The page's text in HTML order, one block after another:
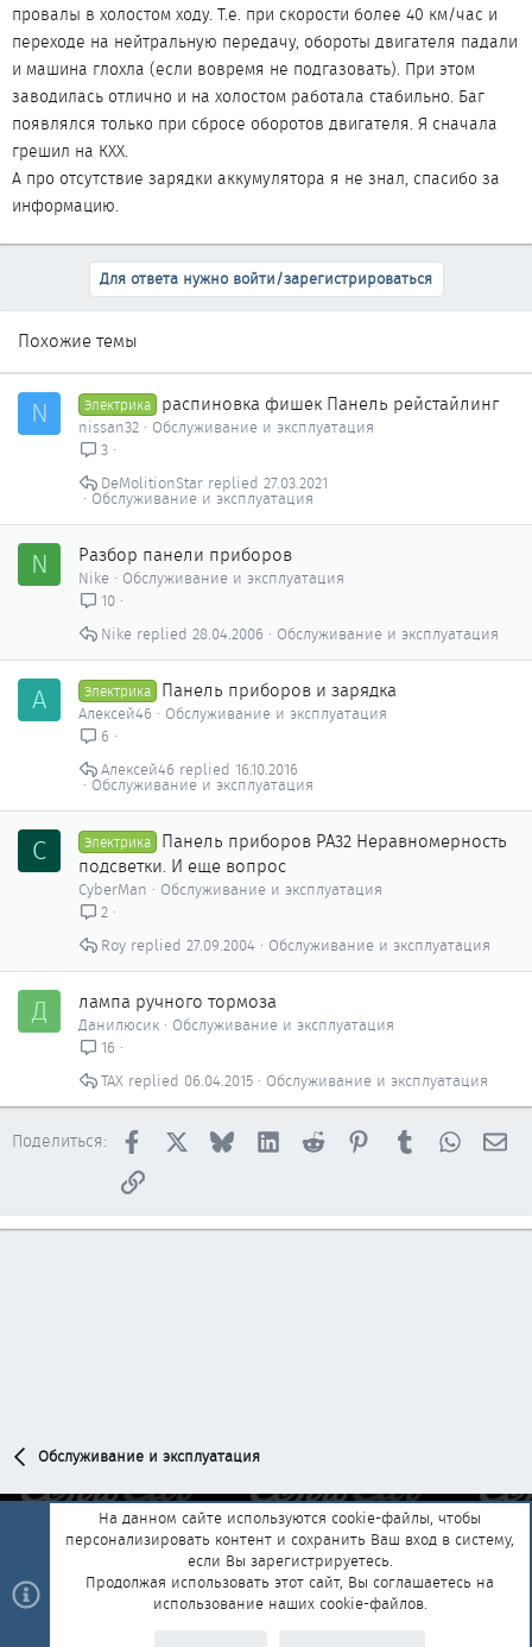
провалы в холостом ходу. Т.е. при скорости более 40 км/час и
переходе на нейтральную передачу, обороты двигателя падали
и машина глохла (если вовремя не подгазовать). При этом
заводилась отлично и на холостом работала стабильно. Баг
появлялся только при сбросе оборотов двигателя. Я сначала
грешил на КХХ.
А про отсутствие зарядки аккумулятора я не знал, спасибо за
информацию.
Для ответа нужно войти/зарегистрироваться
Похожие темы
N Электрика распиновка фишек Панель рейстайлинг
nissan32
Обслуживание и эксплуатация
3
Обслуживание и эксплуатация
27.03.2021
DeMolitionStar
N Разбор панели приборов
Nike
Обслуживание и эксплуатация
10
Обслуживание и эксплуатация
28.04.2006
Nike
А Электрика Панель приборов и зарядка
Алексей46
Обслуживание и эксплуатация
6
Обслуживание и эксплуатация
16.10.2016
Алексей46
C Электрика Панель приборов PA32 Неравномерность
подсветки. И еще вопрос
CyberMan
Обслуживание и эксплуатация
2
Обслуживание и эксплуатация
27.09.2004
Roy
Д лампа ручного тормоза
Данилюсик
Обслуживание и эксплуатация
16
Обслуживание и эксплуатация
06.04.2015
ТАХ
Поделиться: Facebook BlueskyLinkedInReddit PinterestTumblr
Ссылка
Обслуживание и эксплуатация
Обратная связь
Условия и правила
Политика конфиденциальности
Помощь Главная
R
На данном сайте используются cookie-файлы, чтобы
персонализировать контент и сохранить Ваш вход в систему,
если Вы зарегистрируетесь.
Продолжая использовать этот сайт, Вы соглашаетесь на
использование наших cookie-файлов.